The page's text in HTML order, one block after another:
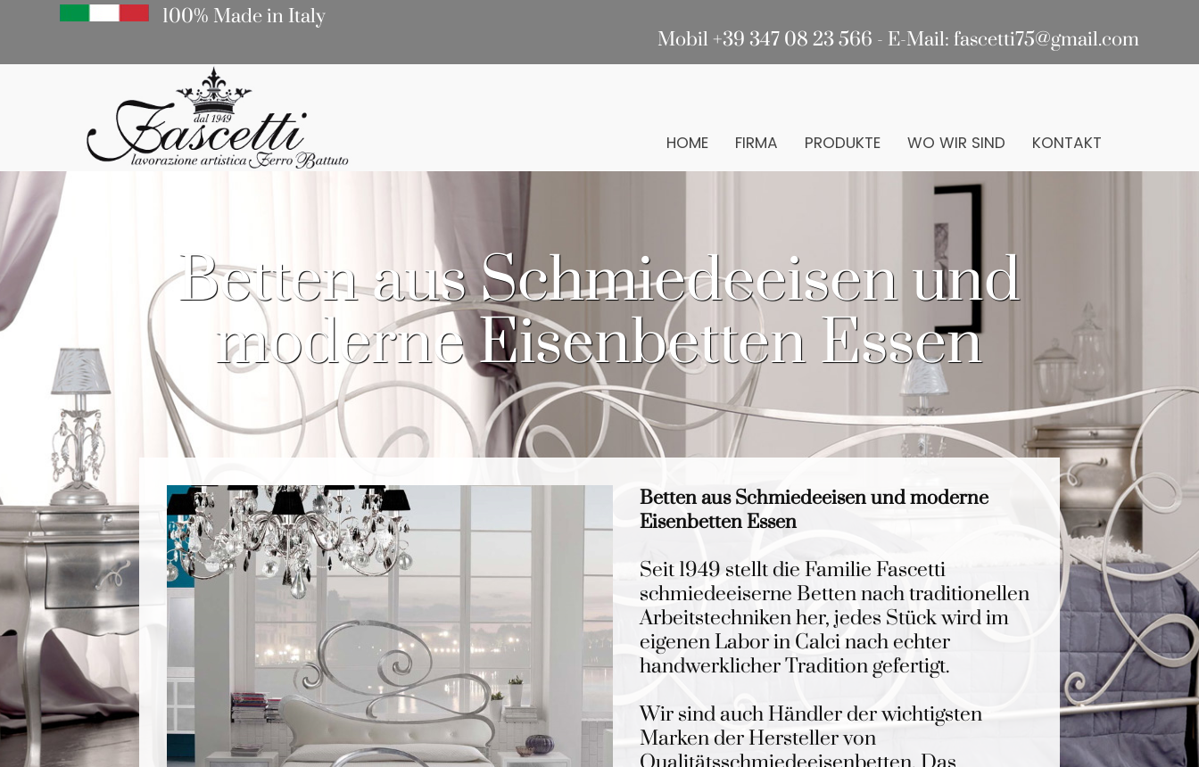
100% Made in Italy
Mobil +39 347 08 23 566 - E-Mail: fascetti75@gmail.com
HOME FIRMA PRODUKTE WO WIR SIND KONTAKT
Betten aus Schmiedeeisen und
moderne Eisenbetten Essen
Betten aus Schmiedeeisen und moderne
Eisenbetten Essen
Seit 1949 stellt die Familie Fascetti
schmiedeeiserne Betten nach traditionellen
Arbeitstechniken her, jedes Stück wird im
eigenen Labor in Calci nach echter
handwerklicher Tradition gefertigt.
Wir sind auch Händler der wichtigsten
Marken der Hersteller von